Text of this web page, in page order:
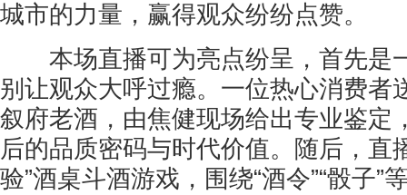
城市的力量，赢得观众纷纷点赞。
本场直播可为亮点纷呈，首先是
别让观众大呼过瘾。一位热心消费者
叙府老酒，由焦健现场给出专业鉴定
后的品质密码与时代价值。随后，直
验”酒桌斗酒游戏，围绕“酒令”“骰子”